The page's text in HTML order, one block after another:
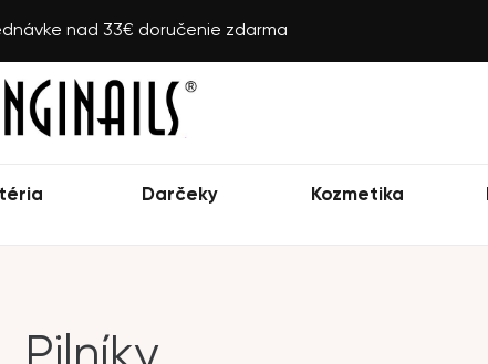
nad 33€ doručenie zdarma
Darčeky Kozmetika